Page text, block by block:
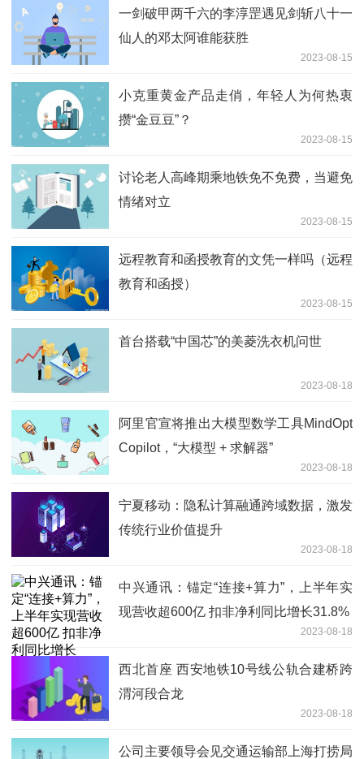
一剑破甲两千六的李淳罡遇见剑斩八十一
仙人的邓太阿谁能获胜
2023-08-15
小克重黄金产品走俏，年轻人为何热衷
攒“金豆豆”？
2023-08-15
讨论老人高峰期乘地铁免不免费，当避免
情绪对立
2023-08-15
远程教育和函授教育的文凭一样吗（远程
教育和函授）
2023-08-15
首台搭载“中国芯”的美菱洗衣机问世
2023-08-18
阿里官宣将推出大模型数学工具MindOpt
Copilot，“大模型 + 求解器”
2023-08-18
宁夏移动：隐私计算融通跨域数据，激发
传统行业价值提升
2023-08-18
中兴通讯：锚定“连接+算力”，上半年实
现营收超600亿 扣非净利同比增长31.8%
2023-08-18
西北首座 西安地铁10号线公轨合建桥跨
渭河段合龙
2023-08-18
公司主要领导会见交通运输部上海打捞局